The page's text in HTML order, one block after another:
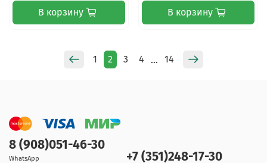
В корзину В корзину
1 2 3 4 … 14
8 (908)051-46-30
WhatsApp +7 (351)248-17-30